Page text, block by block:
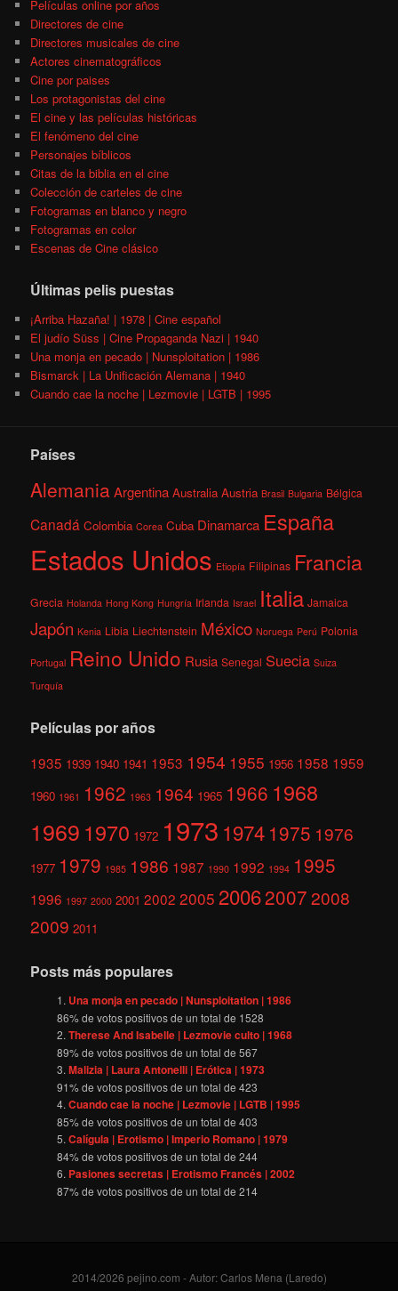
Películas online por años
Directores de cine
Directores musicales de cine
Actores cinematográficos
Cine por paises
Los protagonistas del cine
El cine y las películas históricas
El fenómeno del cine
Personajes bíblicos
Citas de la biblia en el cine
Colección de carteles de cine
Fotogramas en blanco y negro
Fotogramas en color
Escenas de Cine clásico
Últimas pelis puestas
¡Arriba Hazaña! | 1978 | Cine español
El judío Süss | Cine Propaganda Nazi | 1940
Una monja en pecado | Nunsploitation | 1986
Bismarck | La Unificación Alemana | 1940
Cuando cae la noche | Lezmovie | LGTB | 1995
Países
AlemaniaArgentina Australia Austria Brasil Bulgaria Bélgica
Canadá Colombia Corea Cuba Dinamarca España
Estados Unidos Etiopía Filipinas Francia
Grecia Holanda Hong Kong Hungría Irlanda Israel Italia Jamaica
Japón Kenia Libia Liechtenstein México Noruega Perú Polonia
Portugal Reino Unido Rusia Senegal Suecia Suiza
Turquía
Películas por años
1935 1939 1940 1941 1953 1954 1955 1956 1958 1959
1960 1961 1962 1963 1964 1965 1966 1968
1969 1970 1972 1973 1974 1975 1976
1977 1979 1985 1986 1987 1990 1992 1994 1995
1996 1997 2000 2001 2002 2005 200620072008
2009 2011
Posts más populares
Una monja en pecado | Nunsploitation | 1986
86% de votos positivos de un total de 1528
Therese And Isabelle | Lezmovie culto | 1968
89% de votos positivos de un total de567
Malizia | Laura Antonelli | Erótica | 1973
91% de votos positivos de un total de423
Cuando cae la noche | Lezmovie | LGTB | 1995
85% de votos positivos de un total de403
Calígula | Erotismo | Imperio Romano | 1979
84% de votos positivos de un total de244
Pasiones secretas | Erotismo Francés | 2002
87% de votos positivos de un total de214
2014/2026 pejino.com - Autor: Carlos Mena (Laredo)